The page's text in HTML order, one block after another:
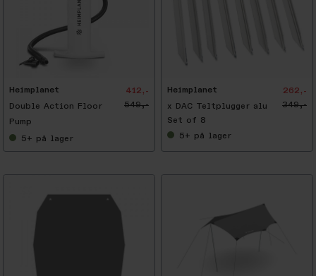
Heimplanet
Double Action Floor
Pump
412,-
549,-
5+ på lager
Heimplanet
x DAC Teltplugger alu
262,-
349,-
Set of 8
5+ på lager